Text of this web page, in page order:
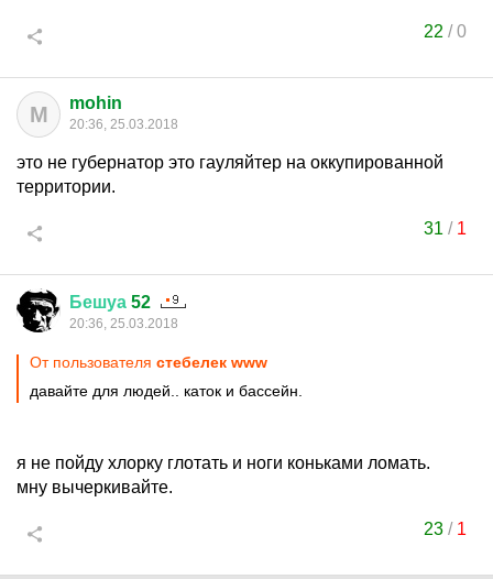
22 /0
M mohin
20:36, 25.03.2018
это не губернатор это гауляйтер на оккупированной
территории.
31 / 1
Бешуа 52
20:36, 25.03.2018
От пользователя стебелек www
давайте для людей.. каток и бассейн.
я не пойду хлорку глотать и ноги коньками ломать.
мну вычеркивайте.
23 / 1